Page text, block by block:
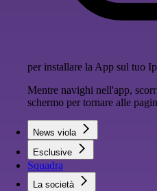
per installare la App sul tuo
Mentre navighi nell'app,
schermo per tornare alle
News viola
Esclusive
Squadra
La società